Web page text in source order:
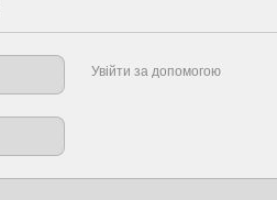
Увійти за допомогою